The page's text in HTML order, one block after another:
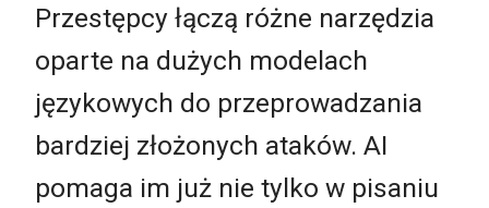
Przestępcy łączą różne narzędzia
oparte na dużych modelach
językowych do przeprowadzania
bardziej złożonych ataków. AI
pomaga im już nie tylko w pisaniu